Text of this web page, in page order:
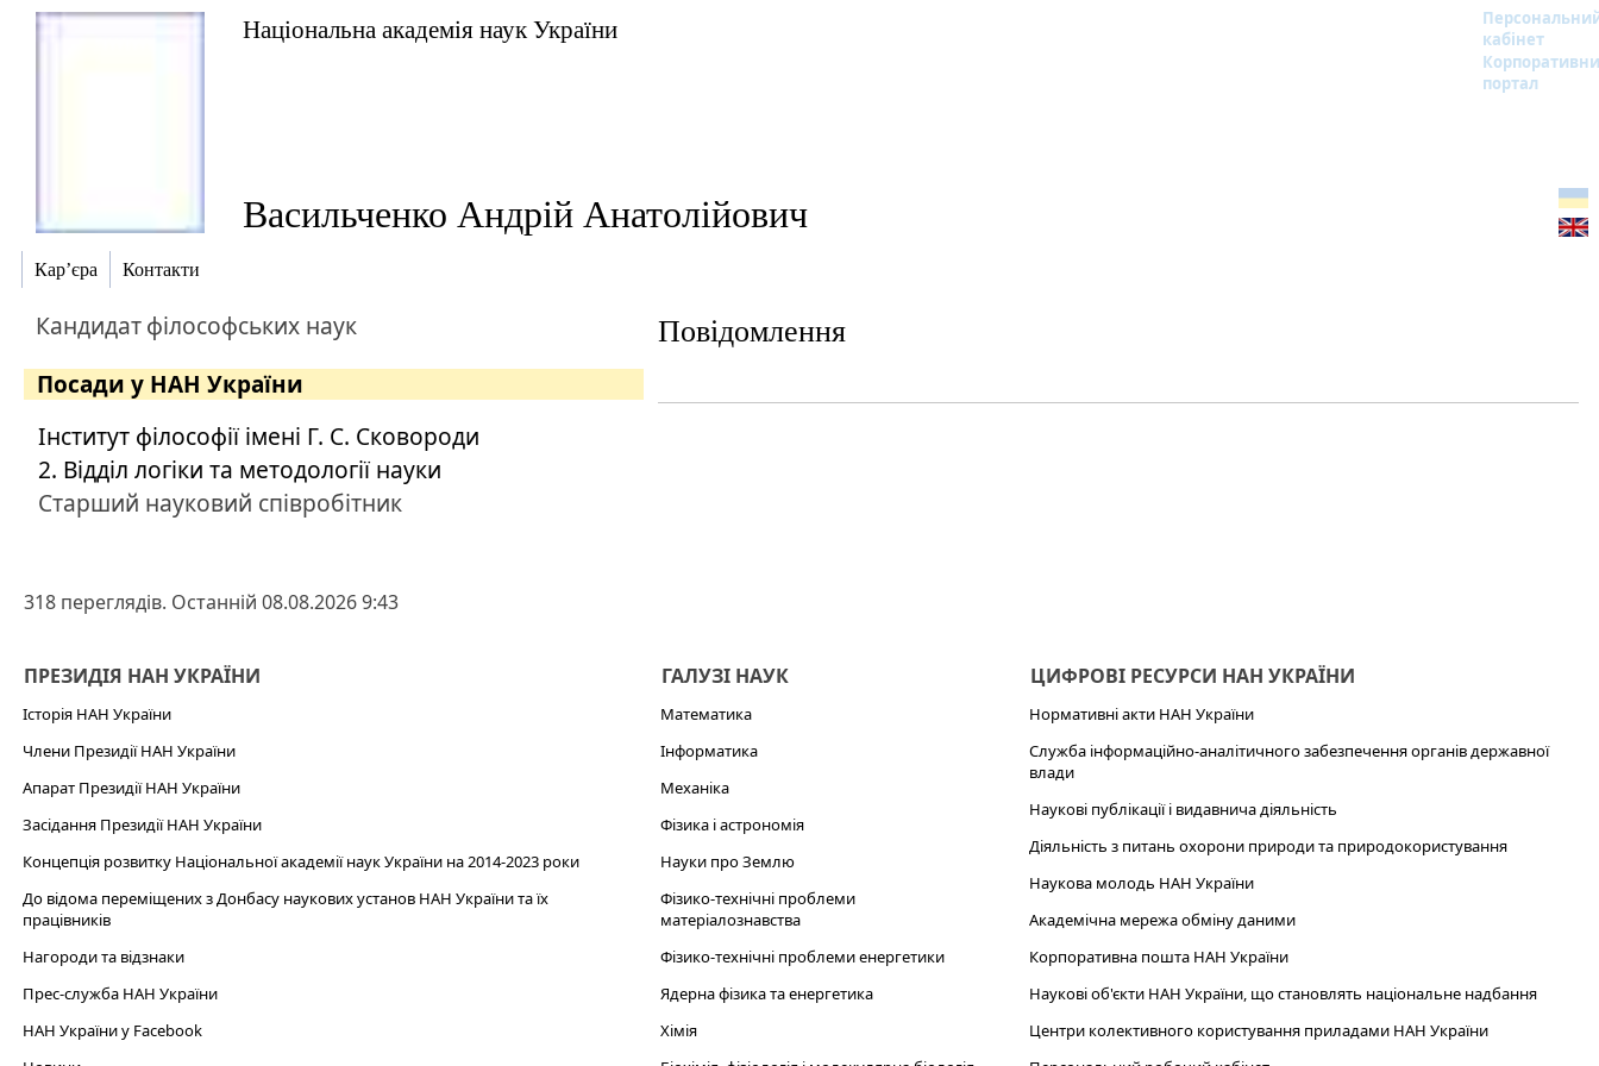
Національна академія наук України
кабінет
портал
Васильченко Андрій Анатолійович
Кар’єра Контакти
Кандидатфілософських наук
Посади у НАН України
Інститут філософії імені Г. С. Сковороди
2. Відділ логіки та методології науки
Старший науковий співробітник
318 переглядів. Останній 08.08.2026 9:43
Повідомлення
ПРЕЗИДІЯ НАН УКРАЇНИ
Історія НАН України
Члени Президії НАН України
Апарат Президії НАН України
Засідання Президії НАН України
Концепція розвитку Національної академії наук України на 2014-2023 роки
До відома переміщених з Донбасу наукових установ НАН України та їх
працівників
Нагороди та відзнаки
Прес-служба НАН України
НАН України у Facebook
ГАЛУЗІ НАУК
Математика
Інформатика
Механіка
Фізика і астрономія
Науки про Землю
Фізико-технічні проблеми
матеріалознавства
Фізико-технічні проблеми енергетики
Ядерна фізика та енергетика
Хімія
ЦИФРОВІ РЕСУРСИ НАН УКРАЇНИ
Нормативні акти НАН України
Служба інформаційно-аналітичного забезпечення органів державної
влади
Наукові публікації і видавнича діяльність
Діяльність з питань охорони природи та природокористування
Наукова молодь НАН України
Академічна мережа обміну даними
Корпоративна пошта НАН України
Наукові об'єкти НАН України, що становлять національне надбання
Центри колективного користування приладами НАН України